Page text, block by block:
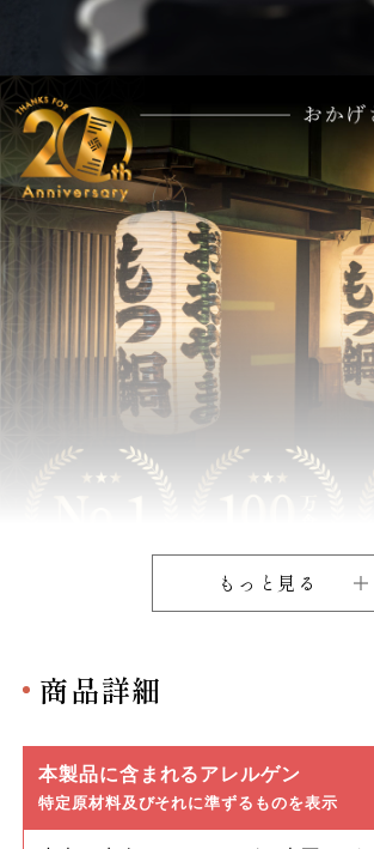
もっと見る
商品詳細
本製品に含まれるアレルゲン
特定原材料及びそれに準ずるものを表示